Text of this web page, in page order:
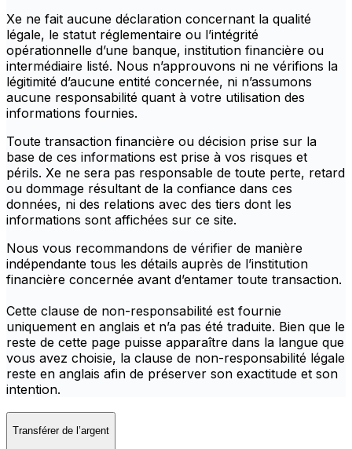
Xe ne fait aucune déclaration concernant la qualité
légale, le statut réglementaire ou l’intégrité
opérationnelle d’une banque, institution financière ou
intermédiaire listé. Nous n’approuvons ni ne vérifions la
légitimité d’aucune entité concernée, ni n’assumons
aucune responsabilité quant à votre utilisation des
informations fournies.
Toute transaction financière ou décision prise sur la
base de ces informations est prise à vos risques et
périls. Xe ne sera pas responsable de toute perte, retard
ou dommage résultant de la confiance dans ces
données, ni des relations avec des tiers dont les
informations sont affichées sur ce site.
Nous vous recommandons de vérifier de manière
indépendante tous les détails auprès de l’institution
financière concernée avant d’entamer toute transaction.
Cette clause de non-responsabilité est fournie
uniquement en anglais et n’a pas été traduite. Bien que le
reste de cette page puisse apparaître dans la langue que
vous avez choisie, la clause de non-responsabilité légale
reste en anglais afin de préserver son exactitude et son
intention.
Transférer de l’argent